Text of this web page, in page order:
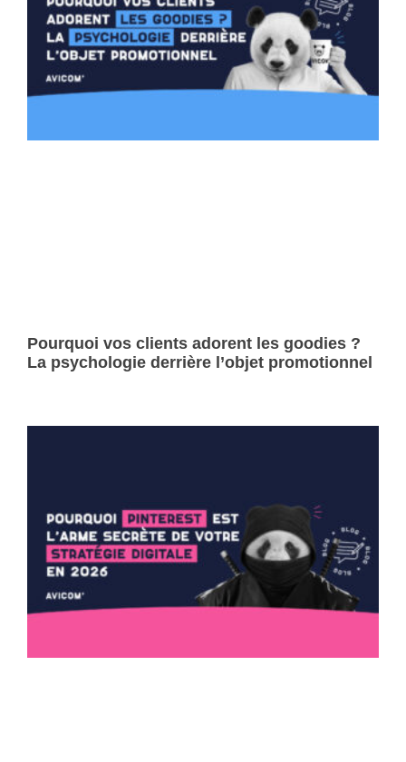
Pourquoi vos clients adorent les goodies ?
La psychologie derrière l’objet promotionnel